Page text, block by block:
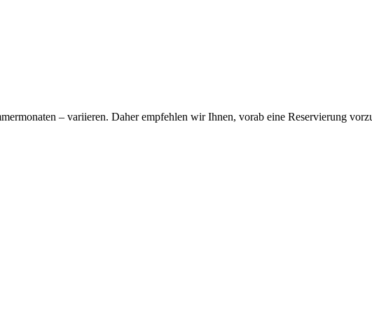
– variieren. Daher empfehlen wir Ihnen, vorab eine Reservierung